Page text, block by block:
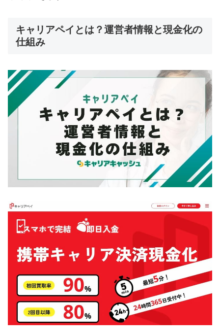
キャリアペイとは？運営者情報と現金化の
仕組み